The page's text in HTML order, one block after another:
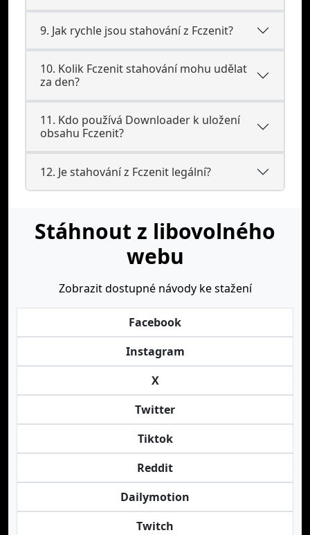
9. Jak rychle jsou stahování z Fczenit?
10. Kolik Fczenit stahování mohu udělat
za den?
11. Kdo používá Downloader k uložení
obsahu Fczenit?
12. Je stahování z Fczenit legální?
Stáhnout z libovolného
webu
Zobrazit dostupné návody ke stažení
Facebook
Instagram
X
Twitter
Tiktok
Reddit
Dailymotion
Twitch